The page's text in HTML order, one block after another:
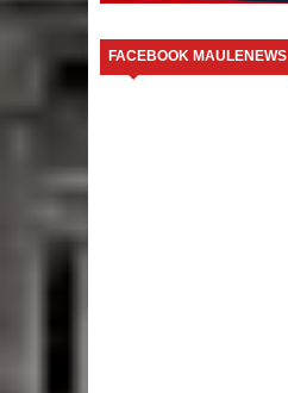
FACEBOOK MAULENEWS